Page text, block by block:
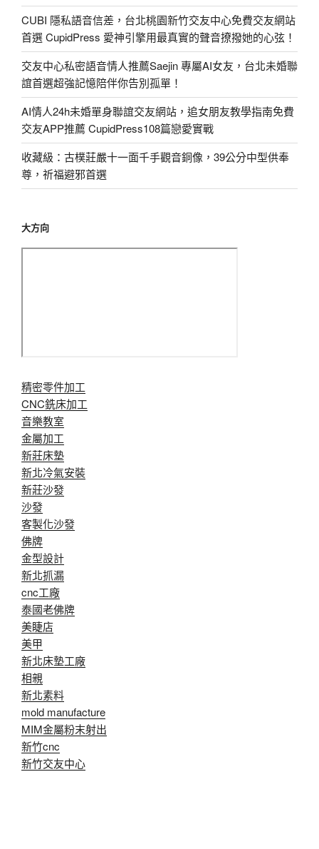
CUBI 隱私語音信差，台北桃園新竹交友中心免費交友網站
首選 CupidPress 愛神引擎用最真實的聲音撩撥她的心弦！
交友中心私密語音情人推薦Saejin 專屬AI女友，台北未婚聯
誼首選超強記憶陪伴你告別孤單！
AI情人24h未婚單身聯誼交友網站，追女朋友教學指南免費
交友APP推薦 CupidPress108篇戀愛實戰
收藏級：古樸莊嚴十一面千手觀音銅像，39公分中型供奉
尊，祈福避邪首選
大方向
精密零件加工
CNC銑床加工
音樂教室
金屬加工
新莊床墊
新北冷氣安裝
新莊沙發
沙發
客製化沙發
佛牌
金型設計
新北抓漏
cnc工廠
泰國老佛牌
美睫店
美甲
新北床墊工廠
相親
新北素料
mold manufacture
MIM金屬粉末射出
新竹cnc
新竹交友中心